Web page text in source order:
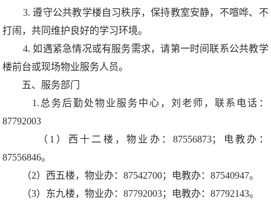
3. 遵守公共教学楼自习秩序，保持教室安静，不喧哗、不
打闹，共同维护良好的学习环境。
4. 如遇紧急情况或有服务需求，请第一时间联系公共教学
楼前台或现场物业服务人员。
五、服务部门
1.总务后勤处物业服务中心，刘老师，联系电话：
87792003
（1）西十二楼，物业办：87556873；电教办：
87556846。
（2）西五楼，物业办：87542700；电教办：87540947。
（3）东九楼，物业办：87792003；电教办：87792143。